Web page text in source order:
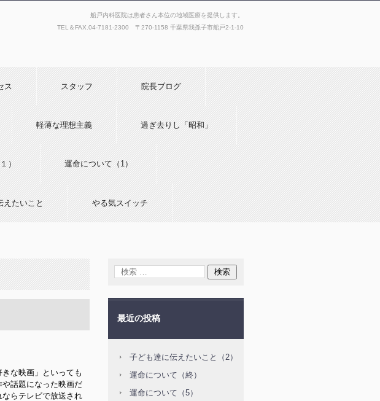
船戸内科医院は患者さん本位の地域医療を提供します。
TEL＆FAX. 04-7181-2300 〒270-1158 千葉県我孫子市船戸2-1-10
ス スタッフ 院長ブログ
軽薄な理想主義 過ぎ去りし「昭和」
） 運命について（1）
えたいこと やる気スイッチ
な映画」といっても
話題になった映画だ
らテレビで放送され
最近の投稿
子ども達に伝えたいこと（2）
運命について（終）
運命について（5）